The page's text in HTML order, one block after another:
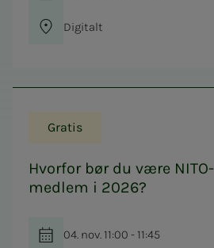
Digitalt
Gratis
Hvorfor bør du være NITO-
medlem i 2026?
04. nov. 11:00 - 11:45